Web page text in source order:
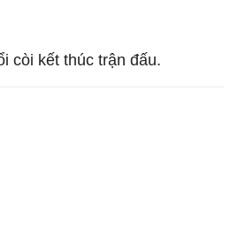
còi kết thúc trận đấu.